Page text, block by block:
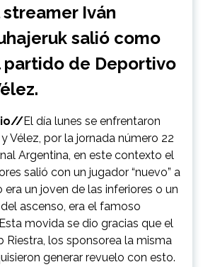
Iván
salió como
de Deportivo
El día lunes se enfrentaron
Vélez, por la jornada número 22
Argentina, en este contexto el
salió con un jugador “nuevo” a
era un joven de las inferiores o un
ascenso, era el famoso
movida se dio gracias que el
Riestra, los sponsorea la misma
generar revuelo con esto.